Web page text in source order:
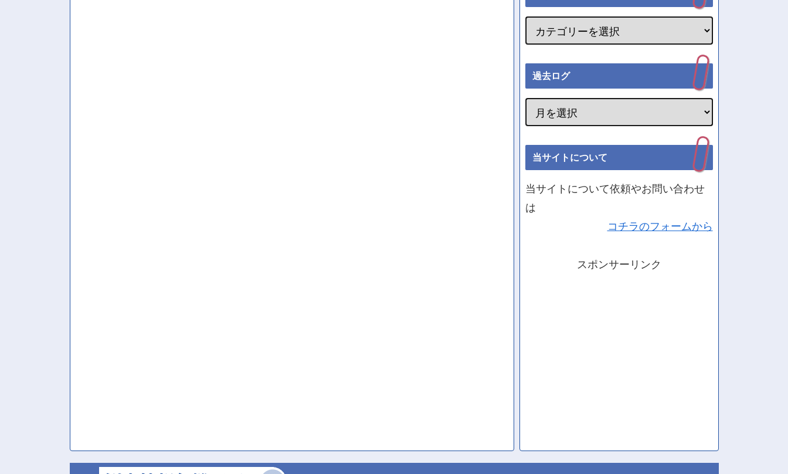
過去ログ
当サイトについて
当サイトについて依頼やお問い合わせ
は
コチラのフォームから
スポンサーリンク